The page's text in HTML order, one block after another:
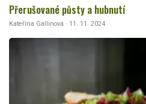
Přerušované půsty a hubnutí
Kateřina Gallinová · 11. 11. 2024